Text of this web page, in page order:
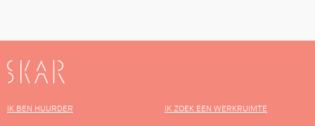
SKAR
IK BEN HUURDER IK ZOEK EEN WERKRUIMTE